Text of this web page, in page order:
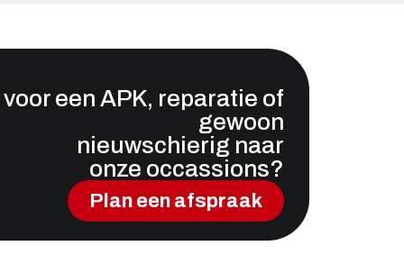
een APK, reparatie of
gewoon
nieuwschierig naar
onze occassions?
Plan een afspraak